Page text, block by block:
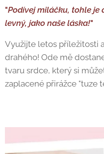
"Podívej miláčku, tohle je
levný, jako naše láska!"
Využijte letos příležitosti
drahého! Ode mě
tvaru srdce, který si
zaplacené přirážce "tuze